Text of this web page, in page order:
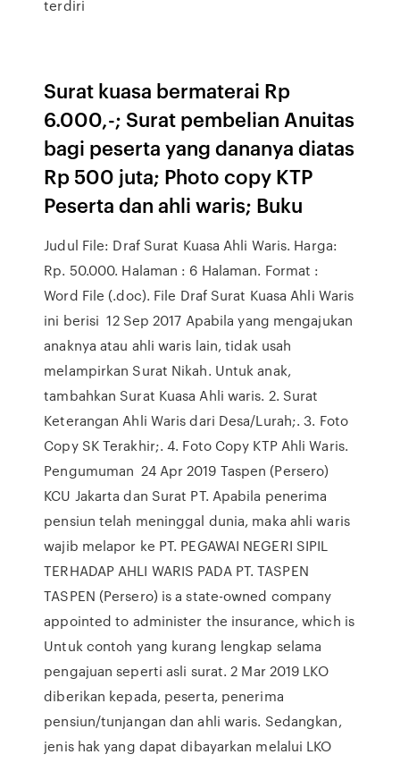
terdiri
Surat kuasa bermaterai Rp
6.000,-; Surat pembelian Anuitas
bagi peserta yang dananya diatas
Rp 500 juta; Photo copy KTP
Peserta dan ahli waris; Buku
Judul File: Draf Surat Kuasa Ahli Waris. Harga:
Rp. 50.000. Halaman : 6 Halaman. Format :
Word File (.doc). File Draf Surat Kuasa Ahli Waris
ini berisi 12 Sep 2017 Apabila yang mengajukan
anaknya atau ahli waris lain, tidak usah
melampirkan Surat Nikah. Untuk anak,
tambahkan Surat Kuasa Ahli waris. 2. Surat
Keterangan Ahli Waris dari Desa/Lurah;. 3. Foto
Copy SK Terakhir;. 4. Foto Copy KTP Ahli Waris.
Pengumuman 24 Apr 2019 Taspen (Persero)
KCU Jakarta dan Surat PT. Apabila penerima
pensiun telah meninggal dunia, maka ahli waris
wajib melapor ke PT. PEGAWAI NEGERI SIPIL
TERHADAP AHLI WARIS PADA PT. TASPEN
TASPEN (Persero) is a state-owned company
appointed to administer the insurance, which is
Untuk contoh yang kurang lengkap selama
pengajuan seperti asli surat. 2 Mar 2019 LKO
diberikan kepada, peserta, penerima
pensiun/tunjangan dan ahli waris. Sedangkan,
jenis hak yang dapat dibayarkan melalui LKO